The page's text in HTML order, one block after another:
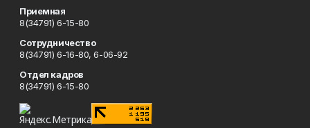
Приемная
8(34791) 6-15-80
Сотрудничество
8(34791) 6-16-80, 6-06-92
Отдел кадров
8(34791) 6-15-80